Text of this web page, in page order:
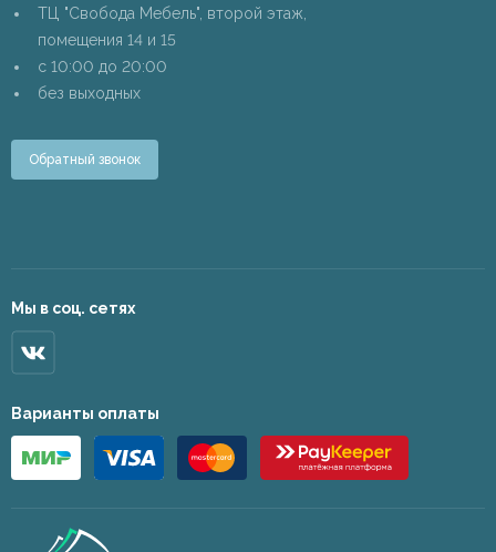
ТЦ "Свобода Мебель", второй этаж,
помещения 14 и 15
c 10:00 до 20:00
без выходных
Обратный звонок
Мы в соц. сетях
Варианты оплаты